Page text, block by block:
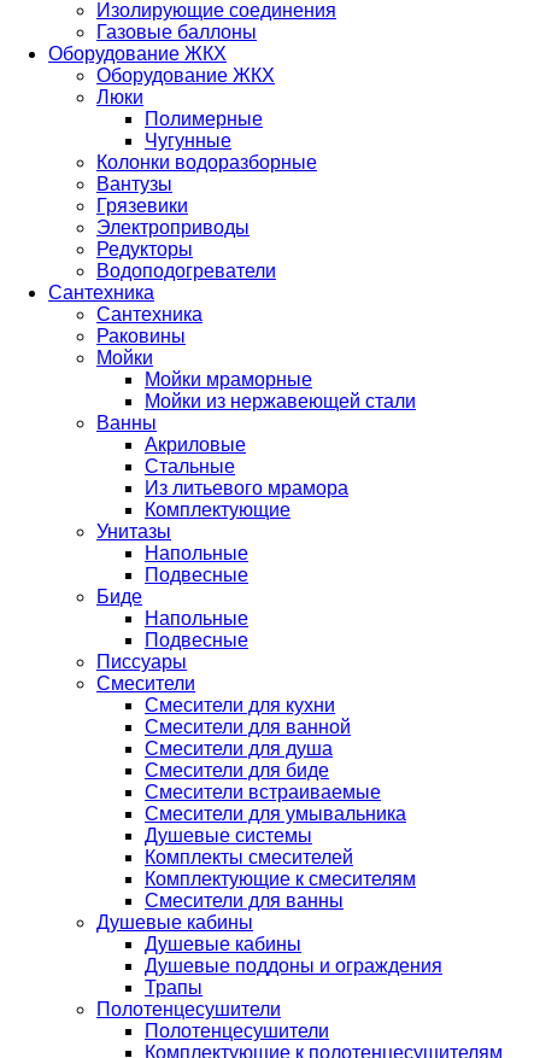
Изолирующие соединения
Газовые баллоны
Оборудование ЖКХ
Оборудование ЖКХ
Люки
Полимерные
Чугунные
Колонки водоразборные
Вантузы
Грязевики
Электроприводы
Редукторы
Водоподогреватели
Сантехника
Сантехника
Раковины
Мойки
Мойки мраморные
Мойки из нержавеющей стали
Ванны
Акриловые
Стальные
Из литьевого мрамора
Комплектующие
Унитазы
Напольные
Подвесные
Биде
Напольные
Подвесные
Писсуары
Смесители
Смесители для кухни
Смесители для ванной
Смесители для душа
Смесители для биде
Смесители встраиваемые
Смесители для умывальника
Душевые системы
Комплекты смесителей
Комплектующие к смесителям
Смесители для ванны
Душевые кабины
Душевые кабины
Душевые поддоны и ограждения
Трапы
Полотенцесушители
Полотенцесушители
Комплектующие к полотенцесушителям